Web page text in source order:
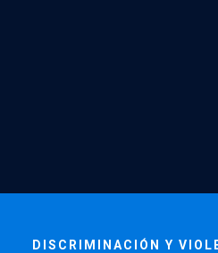
DISCRIMINACIÓN Y